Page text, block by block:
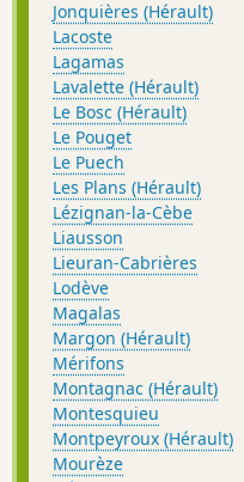
Jonquières (Hérault)
Lacoste
Lagamas
Lavalette (Hérault)
Le Bosc (Hérault)
Le Pouget
Le Puech
Les Plans (Hérault)
Lézignan-la-Cèbe
Liausson
Lieuran-Cabrières
Lodève
Magalas
Margon (Hérault)
Mérifons
Montagnac (Hérault)
Montesquieu
Montpeyroux (Hérault)
Mourèze